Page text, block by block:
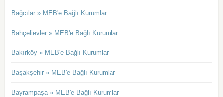
Bağcılar » MEB'e Bağlı Kurumlar
Bahçelievler » MEB'e Bağlı Kurumlar
Bakırköy » MEB'e Bağlı Kurumlar
Başakşehir » MEB'e Bağlı Kurumlar
Bayrampaşa » MEB'e Bağlı Kurumlar